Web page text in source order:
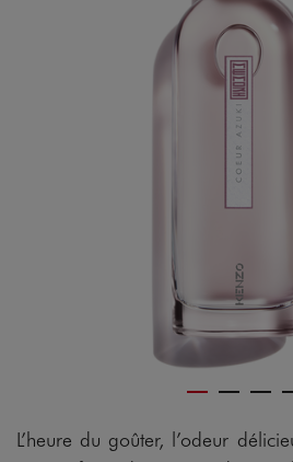
L’heure du goûter, l’odeur